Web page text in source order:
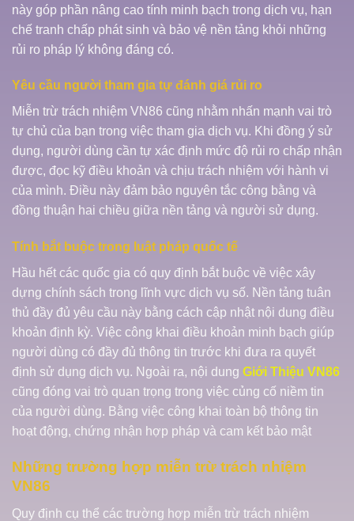
này góp phần nâng cao tính minh bạch trong dịch vụ, hạn
chế tranh chấp phát sinh và bảo vệ nền tảng khỏi những
rủi ro pháp lý không đáng có.
Yêu cầu người tham gia tự đánh giá rủi ro
Miễn trừ trách nhiệm VN86 cũng nhằm nhấn mạnh vai trò
tự chủ của bạn trong việc tham gia dịch vụ. Khi đồng ý sử
dụng, người dùng cần tự xác định mức độ rủi ro chấp nhận
được, đọc kỹ điều khoản và chịu trách nhiệm với hành vi
của mình. Điều này đảm bảo nguyên tắc công bằng và
đồng thuận hai chiều giữa nền tảng và người sử dụng.
Tính bắt buộc trong luật pháp quốc tế
Hầu hết các quốc gia có quy định bắt buộc về việc xây
dựng chính sách trong lĩnh vực dịch vụ số. Nền tảng tuân
thủ đầy đủ yêu cầu này bằng cách cập nhật nội dung điều
khoản định kỳ. Việc công khai điều khoản minh bạch giúp
người dùng có đầy đủ thông tin trước khi đưa ra quyết
định sử dụng dịch vụ. Ngoài ra, nội dung Giới Thiệu VN86
cũng đóng vai trò quan trọng trong việc củng cố niềm tin
của người dùng. Bằng việc công khai toàn bộ thông tin
hoạt động, chứng nhận hợp pháp và cam kết bảo mật
Những trường hợp miễn trừ trách nhiệm
VN86
Quy định cụ thể các trường hợp miễn trừ trách nhiệm